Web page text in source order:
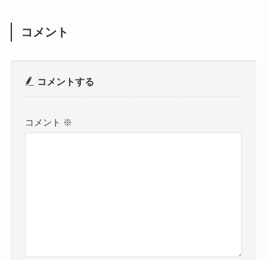
コメント
コメントする
コメント ※